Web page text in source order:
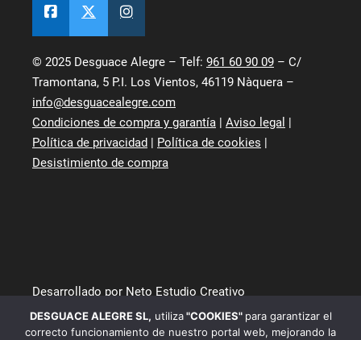
© 2025 Desguace Alegre – Telf: 961 60 90 09 – C/
Tramontana, 5 P.I. Los Vientos, 46119 Nàquera –
info@desguacealegre.com
Condiciones de compra y garantía | Aviso legal |
Política de privacidad | Política de cookies |
Desistimiento de compra
Desarrollado por Neto Estudio Creativo
DESGUACE ALEGRE SL, utiliza"COOKIES" para garantizar el
correcto funcionamiento de nuestro portal web, mejorando la